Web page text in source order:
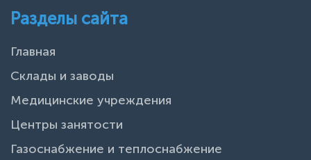
Разделы сайта
Главная
Склады и заводы
Медицинские учреждения
Центры занятости
Газоснабжение и теплоснабжение